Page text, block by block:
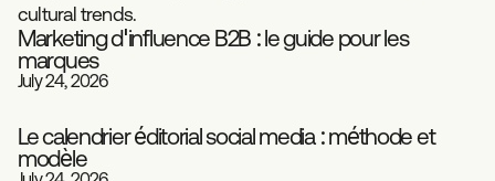
cultural trends.
Playbook
Marketing d'influence B2B : le guide pour les
marques
July 24, 2026
Social Media
Le calendrier éditorial social media : méthode et
modèle